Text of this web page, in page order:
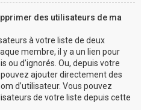
des utilisateurs de ma
à votre liste de deux
membre, il y a un lien pour
ou d’ignorés. Ou, depuis votre
ajouter directement des
d’utilisateur. Vous pouvez
de votre liste depuis cette